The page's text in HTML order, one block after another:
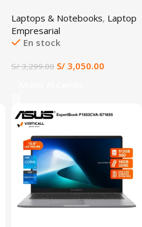
DDR5, 512GB SSD, INTEL
UHD GRAPHICS, 15.3″
WUXGA IPS 60HZ,
PREINSTALADO (15IRH10)
Laptops & Notebooks, Laptop
Empresarial
En stock
S/3,299.00 S/ 3,050.00